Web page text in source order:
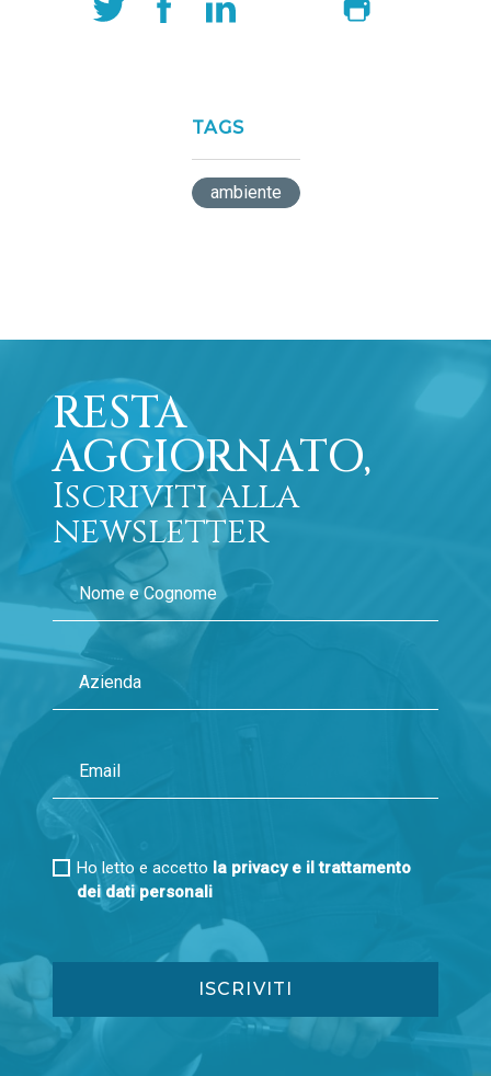
TAGS
ambiente
RESTA
AGGIORNATO,
Iscriviti alla
newsletter
Ho letto e accetto la privacy e il trattamento
dei dati personali